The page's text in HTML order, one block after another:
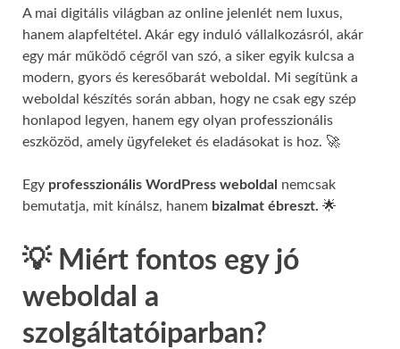
A mai digitális világban az online jelenlét nem luxus,
hanem alapfeltétel. Akár egy induló vállalkozásról, akár
egy már működő cégről van szó, a siker egyik kulcsa a
modern, gyors és keresőbarát weboldal. Mi segítünk a
weboldal készítés során abban, hogy ne csak egy szép
honlapod legyen, hanem egy olyan professzionális
eszközöd, amely ügyfeleket és eladásokat is hoz. 🚀
Egy professzionális WordPress weboldal nemcsak
bemutatja, mit kínálsz, hanem bizalmat ébreszt. 🌟
💡 Miért fontos egy jó
weboldal a
szolgáltatóiparban?